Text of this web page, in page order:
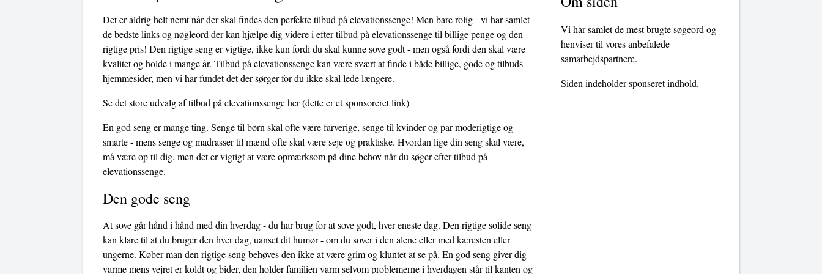
Det er aldrig helt nemt når der skal findes den perfekte tilbud på elevationssenge! Men bare rolig - vi har samlet
de bedste links og nøgleord der kan hjælpe dig videre i efter tilbud på elevationssenge til billige penge og den
rigtige pris! Den rigtige seng er vigtige, ikke kun fordi du skal kunne sove godt - men også fordi den skal være
kvalitet og holde i mange år. Tilbud på elevationssenge kan være svært at finde i både billige, gode og tilbuds-
hjemmesider, men vi har fundet det der sørger for du ikke skal lede længere.
Se det store udvalg af tilbud på elevationssenge her(dette er et sponsoreret link)
En god seng er mange ting. Senge til børn skal ofte være farverige, senge til kvinder og par moderigtige og
smarte - mens senge og madrasser til mænd ofte skal være seje og praktiske. Hvordan lige din seng skal være,
må være op til dig, men det er vigtigt at være opmærksom på dine behov når du søger efter tilbud på
elevationssenge.
Den gode seng
At sove går hånd i hånd med din hverdag - du har brug for at sove godt, hver eneste dag. Den rigtige solide seng
kan klare til at du bruger den hver dag, uanset dit humør - om du sover i den alene eller med kæresten eller
ungerne. Køber man den rigtige seng behøves den ikke at være grim og kluntet at se på. En god seng giver dig
varme mens vejret er koldt og bider, den holder familien varm selvom problemerne i hverdagen står til kanten og
Vi har samlet de mest brugte søgeord og
henviser til vores anbefalede
samarbejdspartnere.
Siden indeholder sponseret indhold.